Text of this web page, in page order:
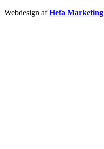
Webdesign afHefa Marketing